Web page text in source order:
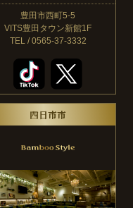
豊田市西町5-5
VITS豊田タウン新館1F
TEL / 0565-37-3332
四日市市